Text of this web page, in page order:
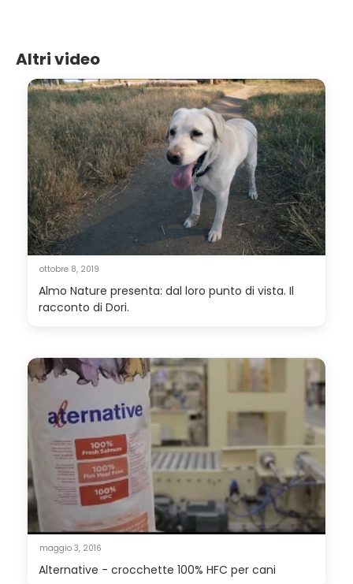
Altri video
ottobre 8, 2019
Almo Nature presenta: dal loro punto di vista. Il
racconto di Dori.
maggio 3, 2016
Alternative - crocchette 100% HFC per cani